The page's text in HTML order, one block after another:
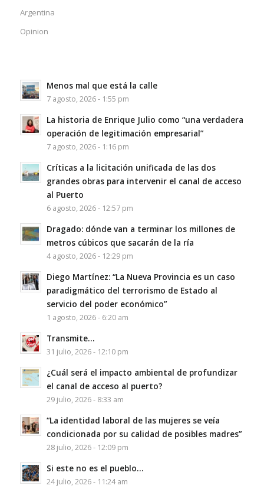
Argentina
Opinion
Menos mal que está la calle
7 agosto, 2026 - 1:55 pm
La historia de Enrique Julio como “una verdadera
operación de legitimación empresarial”
7 agosto, 2026 - 1:16 pm
Críticas a la licitación unificada de las dos
grandes obras para intervenir el canal de acceso
al Puerto
6 agosto, 2026 - 12:57 pm
Dragado: dónde van a terminar los millones de
metros cúbicos que sacarán de la ría
4 agosto, 2026 - 12:29 pm
Diego Martínez: “La Nueva Provincia es un caso
paradigmático del terrorismo de Estado al
servicio del poder económico”
1 agosto, 2026 - 6:20 am
Transmite…
31 julio, 2026 - 12:10 pm
¿Cuál será el impacto ambiental de profundizar
el canal de acceso al puerto?
29 julio, 2026 - 8:33 am
“La identidad laboral de las mujeres se veía
condicionada por su calidad de posibles madres”
28 julio, 2026 - 12:09 pm
Si este no es el pueblo…
24 julio, 2026 - 11:24 am